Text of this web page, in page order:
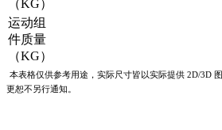
（KG）
运动组
件质量
（KG）
本表格仅供参考用途，实际尺寸皆以实际提供 2D/3D
更恕不另行通知。